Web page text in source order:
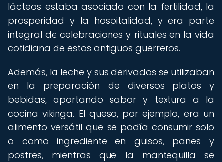
lácteos estaba asociado con la fertilidad, la
prosperidad y la hospitalidad, y era parte
integral de celebraciones y rituales en la vida
cotidiana de estos antiguos guerreros.
Además, la leche y sus derivados se utilizaban
en la preparación de diversos platos y
bebidas, aportando sabor y textura a la
cocina vikinga. El queso, por ejemplo, era un
alimento versátil que se podía consumir solo
o como ingrediente en guisos, panes y
postres, mientras que la mantequilla se